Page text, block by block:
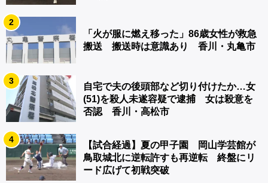
2
「火が服に燃え移った」86歳女性が救急
搬送 搬送時は意識あり 香川・丸亀市
3
自宅で夫の後頭部など切り付けたか…女
(51)を殺人未遂容疑で逮捕 女は殺意を
否認 香川・高松市
4
【試合経過】夏の甲子園 岡山学芸館が
鳥取城北に逆転許すも再逆転 終盤にリ
ード広げて初戦突破